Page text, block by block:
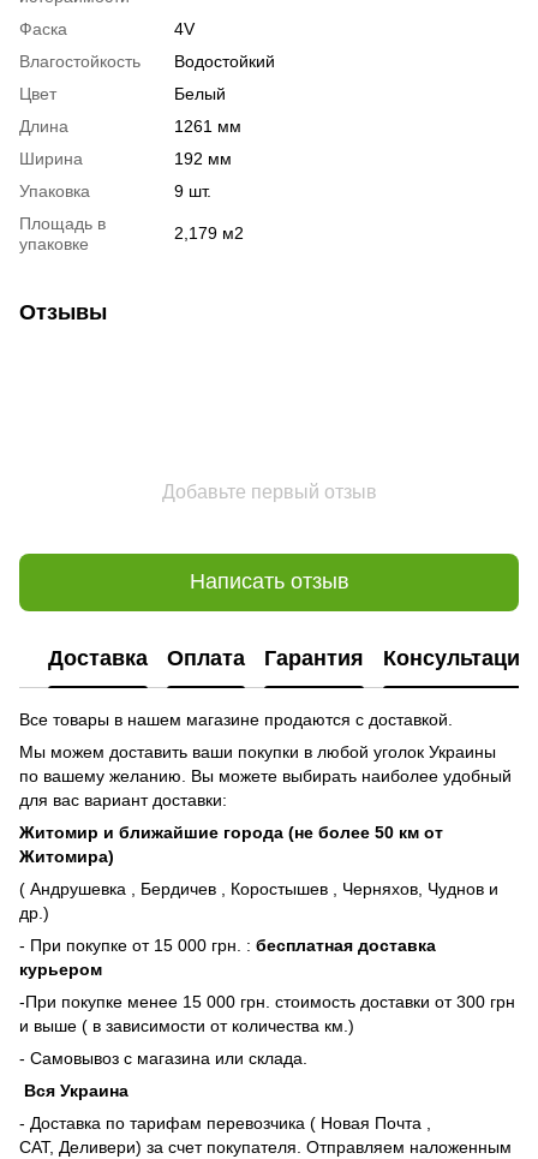
Фаска
4V
Влагостойкость
Водостойкий
Цвет
Белый
Длина
1261 мм
Ширина
192 мм
Упаковка
9 шт.
Площадь в
упаковке
2,179 м2
Отзывы
Добавьте первый отзыв
Написать отзыв
Доставка Оплата Гарантия Консультация
Все товары в нашем магазине продаются с доставкой.
Мы можем доставить ваши покупки в любой уголок Украины
по вашему желанию. Вы можете выбирать наиболее удобный
для вас вариант доставки:
Житомир и ближайшие города (не более 50 км от
Житомира)
( Андрушевка , Бердичев , Коростышев , Черняхов, Чуднов и
др.)
- При покупке от 15 000 грн. : бесплатная доставка
курьером
-При покупке менее 15 000 грн. стоимость доставки от 300 грн
и выше ( в зависимости от количества км.)
- Самовывоз с магазина или склада.
Вся Украина
- Доставка по тарифам перевозчика ( Новая Почта ,
САТ, Деливери) за счет покупателя. Отправляем наложенным